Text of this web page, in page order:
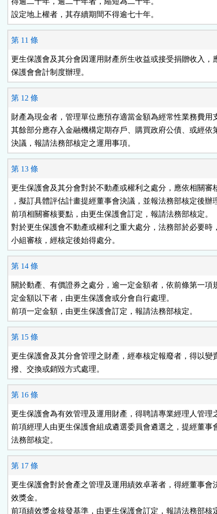
設定地上權者，其存續期間不得逾七十年。
第 11 條
更生保護會及其分會因運用財產所生收益或接受捐贈收入，
第 12 條
財產為現金者，管理單位應預存適當金額為經常性業務費用
其餘部分應存入金融機構定期存戶、購買政府公債、或經依
第 13 條
更生保護會及其分會對於不動產或權利之處分，應依相關審
，擬訂具體評估計畫提經董事會決議，並報法務部核定後辦
前項相關審核要點，由更生保護會訂定，報請法務部核定。
對於更生保護會不動產或權利之重大處分，法務部於必要時
第 14 條
關於動產、有價證券之處分，逾一定金額者，依前條第一項
定金額以下者，由更生保護會或分會自行處理。
第 15 條
更生保護會及其分會管理之財產，經奉核定報廢者，得以變
第 16 條
更生保護會為有效管理及運用財產，得聘請專業經理人管理
前項經理人由更生保護會組成遴選委員會遴選之，提經董事
第 17 條
更生保護會對於會產之管理及運用績效卓著者，得經董事會
效獎金。